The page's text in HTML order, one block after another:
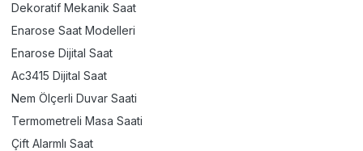
Dekoratif Mekanik Saat
Enarose Saat Modelleri
Enarose Dijital Saat
Ac3415 Dijital Saat
Nem Ölçerli Duvar Saati
Termometreli Masa Saati
Çift Alarmlı Saat